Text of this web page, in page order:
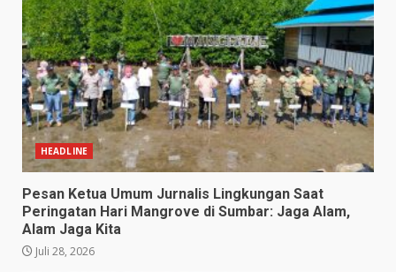
HEADLINE
Pesan Ketua Umum Jurnalis Lingkungan Saat
Peringatan Hari Mangrove di Sumbar: Jaga Alam,
Alam Jaga Kita
Juli 28, 2026